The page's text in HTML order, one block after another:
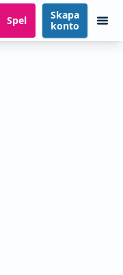
Spel
Skapa
konto